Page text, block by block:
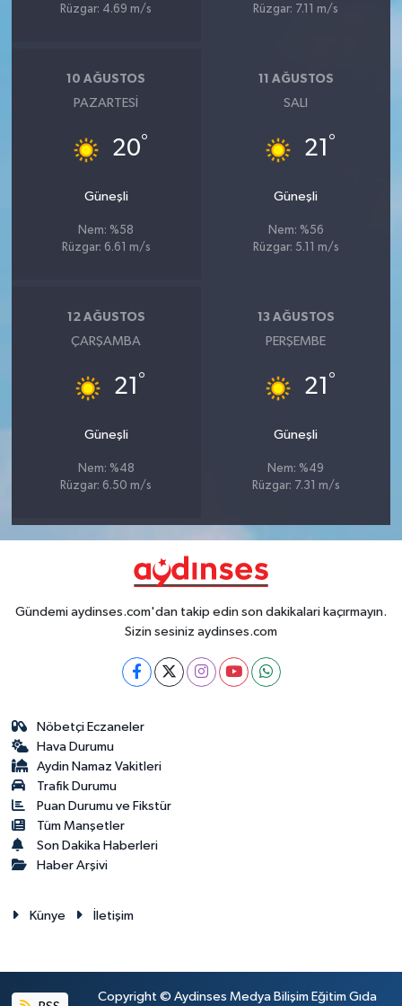
Rüzgar: 4.69 m/s
Rüzgar: 7.11 m/s
10 AĞUSTOS
PAZARTESI
20°
Güneşli
Nem: %58
Rüzgar: 6.61 m/s
11 AĞUSTOS
SALI
21 °
Güneşli
Nem: %56
Rüzgar: 5.11 m/s
12 AĞUSTOS
ÇARŞAMBA
21 °
Güneşli
Nem: %48
Rüzgar: 6.50 m/s
13 AĞUSTOS
PERŞEMBE
21 °
Güneşli
Nem: %49
Rüzgar: 7.31 m/s
Gündemi aydinses.com'dan takip edin son dakikalari kaçırmayın.
Sizin sesiniz aydinses.com
Nöbetçi Eczaneler
Hava Durumu
Aydin Namaz Vakitleri
Trafik Durumu
Puan Durumu ve Fikstür
Tüm Manşetler
Son Dakika Haberleri
Haber Arşivi
Künye İletişim
Copyright © Aydinses Medya Bilişim Eğitim Gıda